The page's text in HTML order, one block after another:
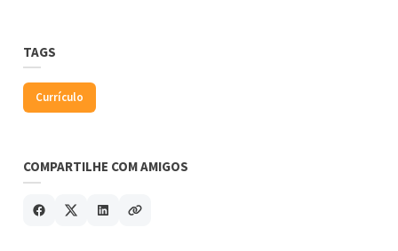
TAGS
Currículo
COMPARTILHE COM AMIGOS